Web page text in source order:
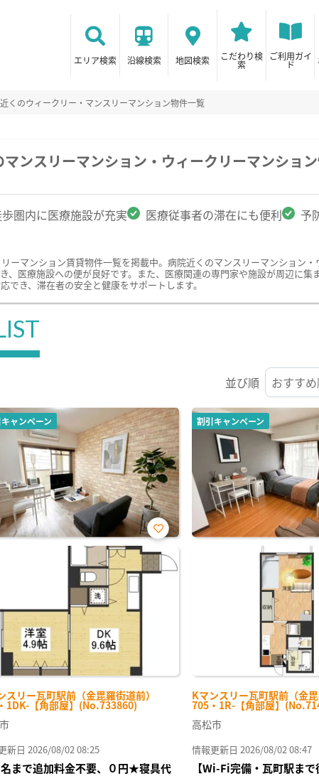
エリア検索 沿線検索 地図検索 こだわり検
索
ご利用ガイ
ド
くのウィークリー・マンスリーマンション物件一覧
ンスリーマンション・ウィークリーマンショ
圏内に医療施設が充実 医療従事者の滞在にも便利 予
ーマンション賃貸物件一覧を掲載中。病院近くのマンスリーマンション
、医療施設への便が良好です。また、医療関連の専門家や施設が周辺に
き、滞在者の安全と健康をサポートします。
並び順
ャンペーン
スリー瓦町駅前（金毘羅街道前）
1DK-【角部屋】(No.733860)
お気
に入
録
新日 2026/08/02 08:25
名まで追加料金不要、０円★寝具代
割引キャンペーン
Kマンスリー瓦町駅前（金毘
705・1R-【角部屋】
高松市
情報更新日 2026/08/02 08:47
【Wi-Fi完備・瓦町駅ま